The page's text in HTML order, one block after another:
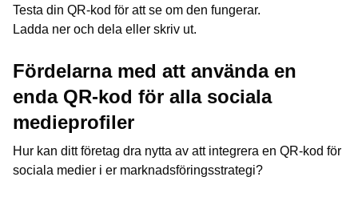
Testa din QR-kod för att se om den fungerar.
Ladda ner och dela eller skriv ut.
Fördelarna med att använda en
enda QR-kod för alla sociala
medieprofiler
Hur kan ditt företag dra nytta av att integrera en QR-kod för
sociala medier i er marknadsföringsstrategi?